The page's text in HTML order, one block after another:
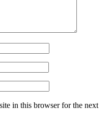
in this browser for the next